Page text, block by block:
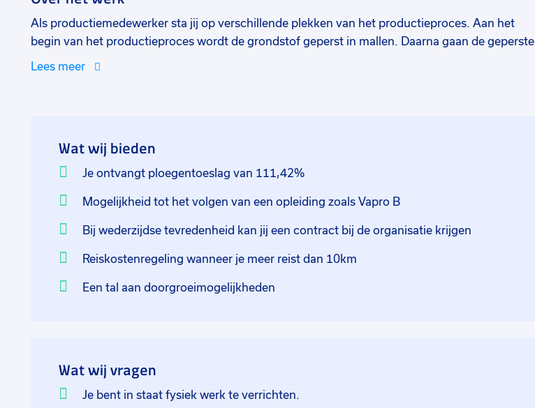
Als productiemedewerker sta jij op verschillende plekken van het productieproces. Aan het
begin van het productieproces wordt de grondstof geperst in mallen. Daarna gaan de geperste
grondstoffen in de oven. Nadat ze in de oven zijn geweest is de kwaliteitscheck heel belangrijk.
voor Vapro B te behalen.
dagdienst. Maandag, dinsdag, donderdag en vrijdag 6:00 tot 15:00 uur ma t/m vrijdag 15:30
tot 0:30 uur.
Jouw toekomstige werkgever is hier in de regio gevestigd in Woerden en Montfoort. Vanuit
kunnen voorzien. In Woerden vindt de productie plaats en vanuit Montfoort de verkoop en
onderdeel uit van een toonaangevende organisatie in bouwmaterialen. Wereldwijd werken
meer dan 9000 medewerkers.
Lees meer
Wat wij bieden
Je ontvangt ploegentoeslag van 111,42%
Mogelijkheid tot het volgen van een opleiding zoals Vapro B
Bij wederzijdse tevredenheid kan jij een contract bij de organisatie krijgen
Reiskostenregeling wanneer je meer reist dan 10km
Een tal aan doorgroeimogelijkheden
Wat wij vragen
Je bent in staat fysiek werk te verrichten.